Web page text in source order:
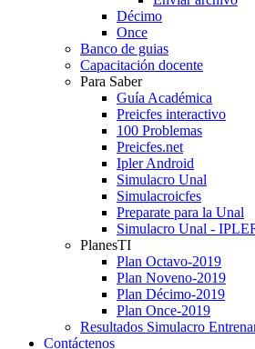
Décimo
Once
Banco de guias
Capacitación docente
Para Saber
Guía Académica
Preicfes interactivo
100 Problemas
Preicfes.net
Ipler Android
Simulacro Unal
Simulacroicfes
Preparate para la Unal
Simulacro Unal -
PlanesTI
Plan Octavo-2019
Plan Noveno-2019
Plan Décimo-2019
Plan Once-2019
Resultados Simulacro
Contáctenos